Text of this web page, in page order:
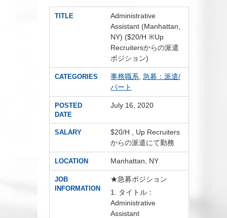
TITLE
Administrative
Assistant (Manhattan,
NY) ($20/H ※Up
Recruitersからの派遣
ポジション)
CATEGORIES 事務職系 ,急募：派遣/
パート
POSTED
DATE
July 16, 2020
SALARY
$20/H , Up Recruiters
からの派遣にて勤務
LOCATION Manhattan, NY
JOB
INFORMATION
★急募ポジション
1. タイトル：
Administrative
Assistant